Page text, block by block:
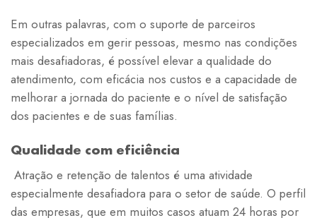
Em outras palavras, com o suporte de parceiros
especializados em gerir pessoas, mesmo nas condições
mais desafiadoras, é possível elevar a qualidade do
atendimento, com eficácia nos custos e a capacidade de
melhorar a jornada do paciente e o nível de satisfação
dos pacientes e de suas famílias.
Qualidade com eficiência
Atração e retenção de talentos é uma atividade
especialmente desafiadora para o setor de saúde. O perfil
das empresas, que em muitos casos atuam 24 horas por